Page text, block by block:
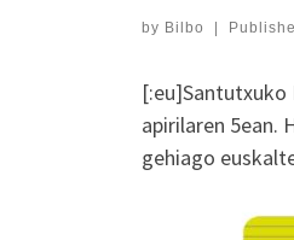
by Bilbo
apirilaren 5ean.
gehiago